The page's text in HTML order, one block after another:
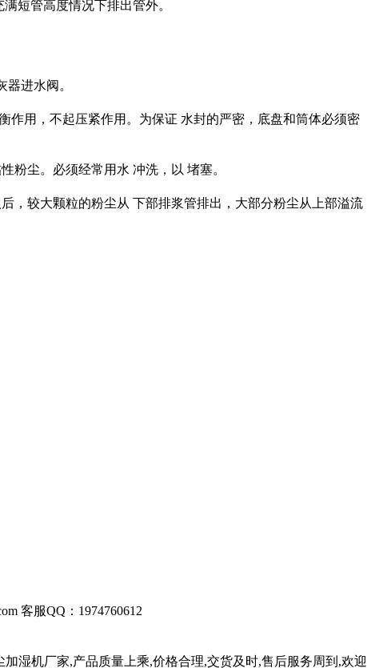
短管高度情况下排出管外。
进水阀。
用，不起压紧作用。为保证 水封的严密，底盘和筒体必须密
尘。必须经常用水 冲洗，以 堵塞。
较大颗粒的粉尘从 下部排浆管排出，大部分粉尘从上部溢流
客服QQ：1974760612
加湿机厂家,产品质量上乘,价格合理,交货及时,售后服务周到,欢迎